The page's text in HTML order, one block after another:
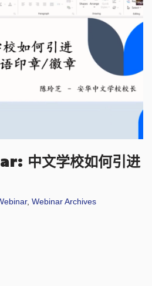
中文学校如何引进
, Webinar Archives